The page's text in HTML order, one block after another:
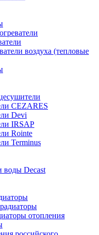
воздуха (тепловые
CEZARES
Devi
IRSAP
Rointe
Terminus
воды Decast
отопления